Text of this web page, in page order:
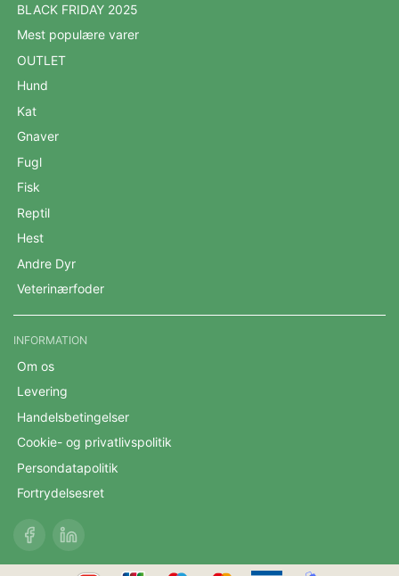
BLACK FRIDAY 2025
Mest populære varer
OUTLET
Hund
Kat
Gnaver
Fugl
Fisk
Reptil
Hest
Andre Dyr
Veterinærfoder
INFORMATION
Om os
Levering
Handelsbetingelser
Cookie- og privatlivspolitik
Persondatapolitik
Fortrydelsesret